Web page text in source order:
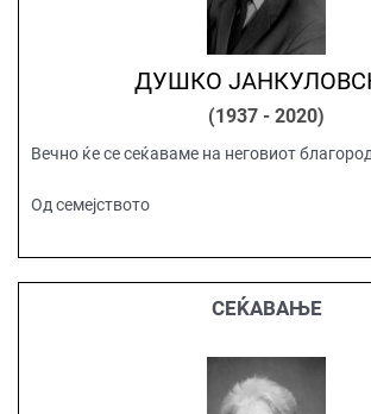
ДУШКО
(1937 - 2020)
Вечно ќе се сеќаваме на неговиот
Од семејството
СЕЌАВАЊЕ